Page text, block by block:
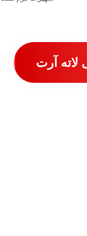
آرت